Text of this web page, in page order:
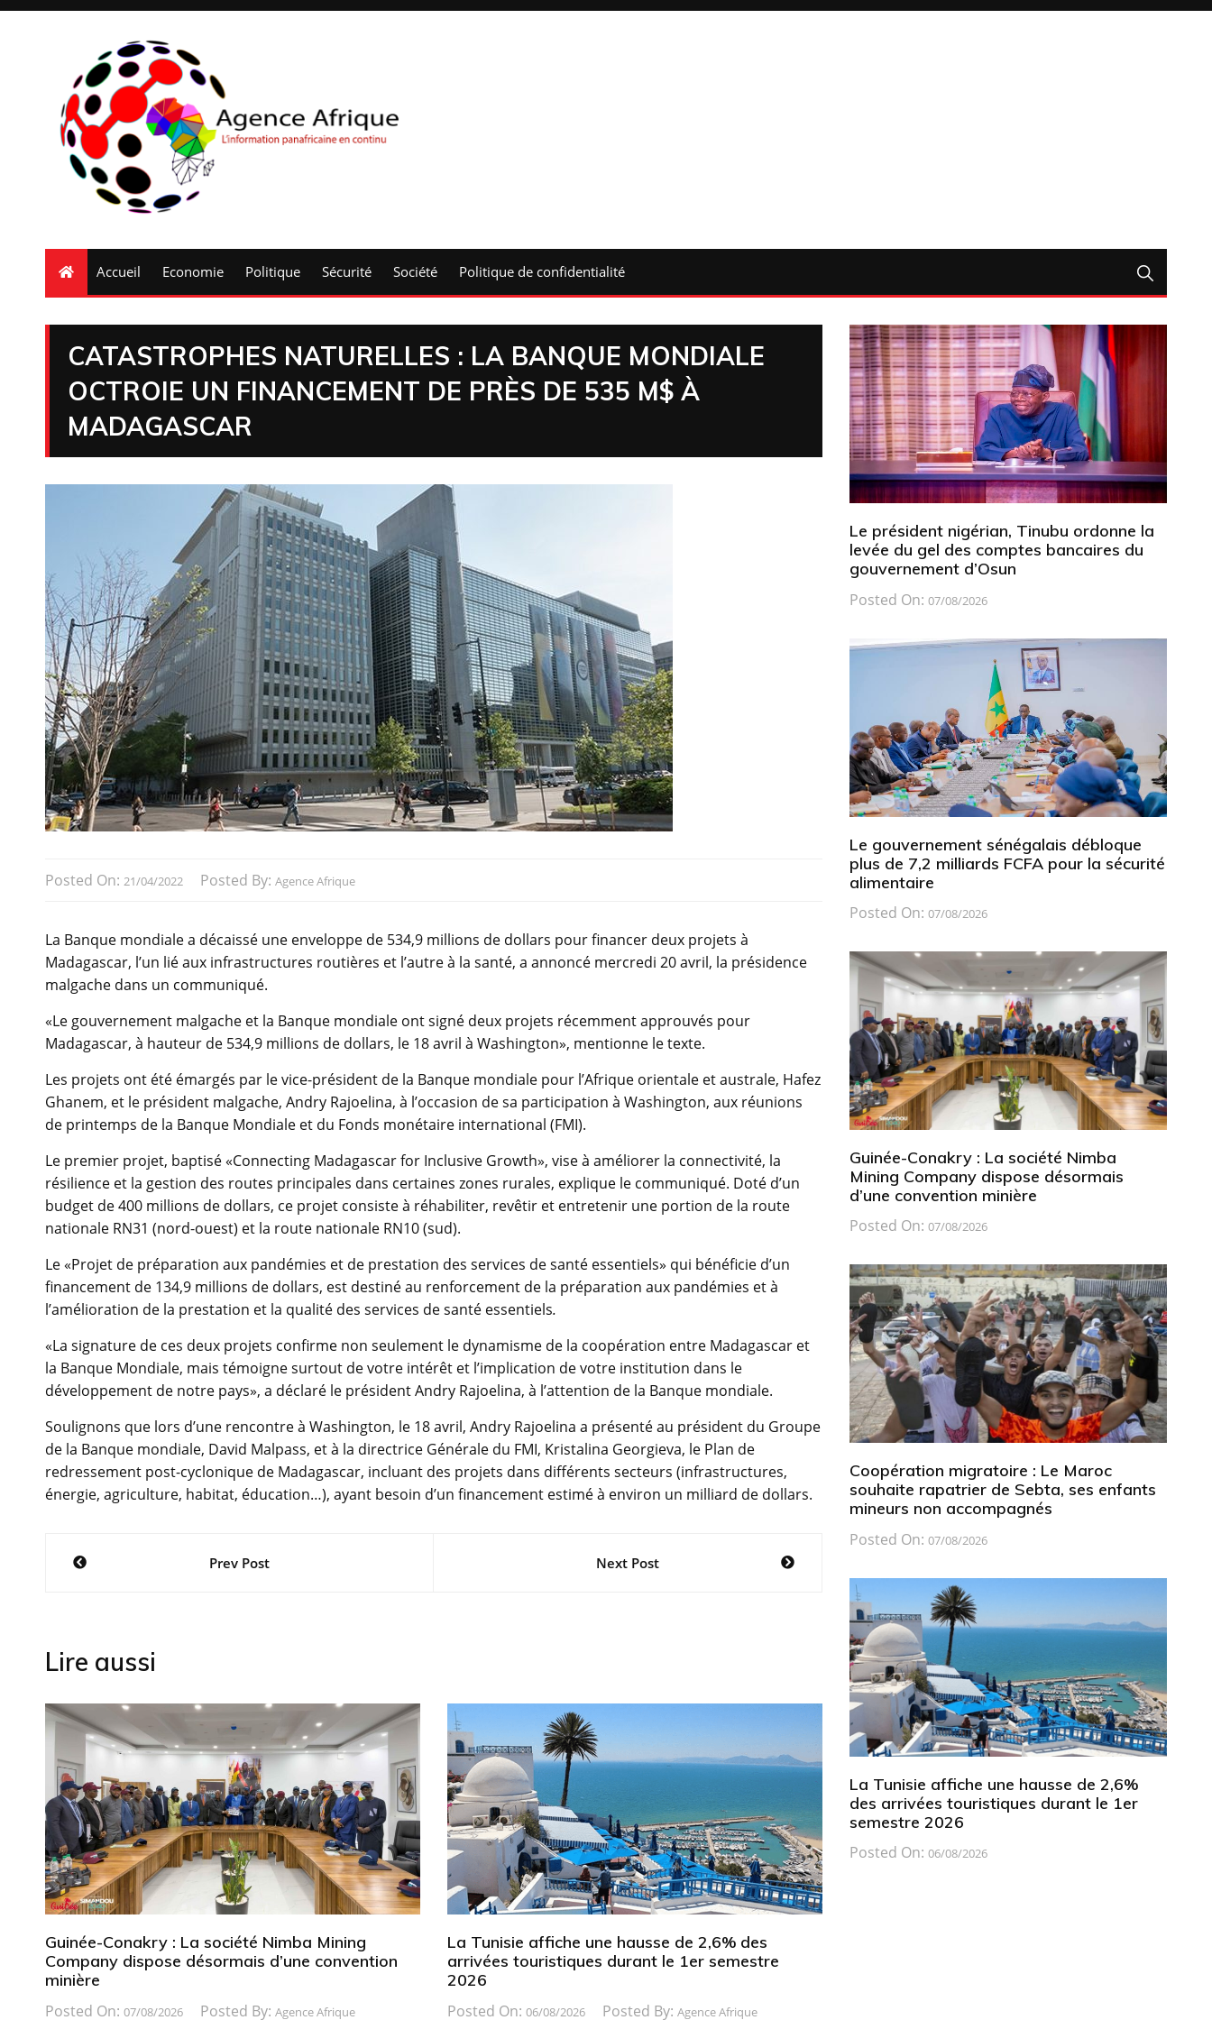
Accueil Economie Politique Sécurité Société Politique de confidentialité
CATASTROPHES NATURELLES : LA BANQUE MONDIALE
OCTROIE UN FINANCEMENT DE PRÈS DE 535 M$ À
MADAGASCAR
Posted On: 21/04/2022 Posted By: Agence Afrique
La Banque mondiale a décaissé une enveloppe de 534,9 millions de dollars pour financer deux projets à
Madagascar, l’un lié aux infrastructures routières et l’autre à la santé, a annoncé mercredi 20 avril, la présidence
malgache dans un communiqué.
«Le gouvernement malgache et la Banque mondiale ont signé deux projets récemment approuvés pour
Madagascar, à hauteur de 534,9 millions de dollars, le 18 avril à Washington», mentionne le texte.
Les projets ont été émargés par le vice-président de la Banque mondiale pour l’Afrique orientale et australe, Hafez
Ghanem, et le président malgache, Andry Rajoelina, à l’occasion de sa participation à Washington, aux réunions
de printemps de la Banque Mondiale et du Fonds monétaire international (FMI).
Le premier projet, baptisé «Connecting Madagascar for Inclusive Growth», vise à améliorer la connectivité, la
résilience et la gestion des routes principales dans certaines zones rurales, explique le communiqué. Doté d’un
budget de 400 millions de dollars, ce projet consiste à réhabiliter, revêtir et entretenir une portion de la route
nationale RN31 (nord-ouest) et la route nationale RN10 (sud).
Le «Projet de préparation aux pandémies et de prestation des services de santé essentiels» qui bénéficie d’un
financement de 134,9 millions de dollars, est destiné au renforcement de la préparation aux pandémies et à
l’amélioration de la prestation et la qualité des services de santé essentiels.
«La signature de ces deux projets confirme non seulement le dynamisme de la coopération entre Madagascar et
la Banque Mondiale, mais témoigne surtout de votre intérêt et l’implication de votre institution dans le
développement de notre pays», a déclaré le président Andry Rajoelina, à l’attention de la Banque mondiale.
Soulignons que lors d’une rencontre à Washington, le 18 avril, Andry Rajoelina a présenté au président du Groupe
de la Banque mondiale, David Malpass, et à la directrice Générale du FMI, Kristalina Georgieva, le Plan de
redressement post-cyclonique de Madagascar, incluant des projets dans différents secteurs (infrastructures,
énergie, agriculture, habitat, éducation…), ayant besoin d’un financement estimé à environ un milliard de dollars.
NavigationPrev Post Next Post
Lire aussi
Guinée-Conakry : La société Nimba Mining
Company dispose désormais d’une convention
minière
Posted On: 07/08/2026 Posted By: Agence Afrique
La Tunisie affiche une hausse de 2,6% des
arrivées touristiques durant le 1er semestre
2026
Posted On: 06/08/2026 Posted By: Agence Afrique
Le président nigérian, Tinubu ordonne la
levée du gel des comptes bancaires du
gouvernement d’Osun
Posted On: 07/08/2026
Le gouvernement sénégalais débloque
plus de 7,2 milliards FCFA pour la sécurité
alimentaire
Posted On: 07/08/2026
Guinée-Conakry : La société Nimba
Mining Company dispose désormais
d’une convention minière
Posted On: 07/08/2026
Coopération migratoire : Le Maroc
souhaite rapatrier de Sebta, ses enfants
mineurs non accompagnés
Posted On: 07/08/2026
La Tunisie affiche une hausse de 2,6%
des arrivées touristiques durant le 1er
semestre 2026
Posted On: 06/08/2026